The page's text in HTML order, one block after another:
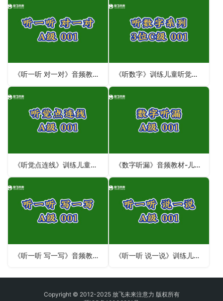
《听一听 对一对》音频教材训练儿童上课不专心听讲 《听数字》训练儿童听觉专注力-音频教材
《听觉点连线》训练儿童听觉专注力-注意力不集中 《数字听漏》音频教材-儿童听觉专注力不集中训练注意力
《听一听 写一写》音频教材训练听写统合能力-听觉专注力注意力不集中 《听一听 说一说》训练儿童听动统合能力 上课专心听讲
Copyright © 2012-2025 放飞未来注意力 版权所有